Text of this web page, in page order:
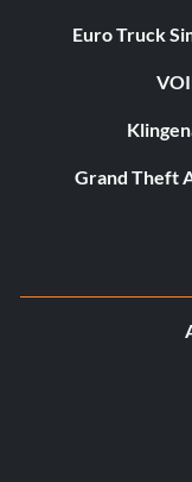
Euro Truck
Grand Theft